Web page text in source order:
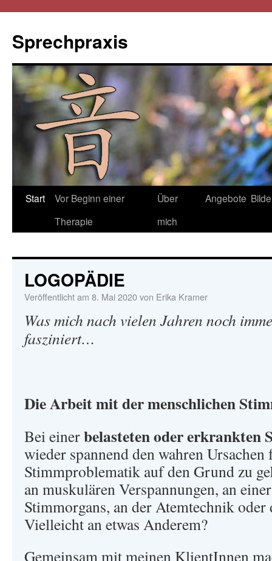
Sprechpraxis
Start
Vor Beginn einer
Therapie
Über
mich
Angebote
LOGOPÄDIE
Veröffentlicht am 8. Mai 2020von Erika Kramer
Was mich nach vielen Jahren noch
fasziniert…
Die Arbeit mit der menschlichen
Bei einerbelasteten oder erkrankten
wieder spannend den wahren
Stimmproblematik auf den Grund zu
an muskulären Verspannungen, an
Stimmorgans, an der Atemtechnik
Vielleicht an etwas Anderem?
Gemeinsam mit meinen KlientInnen